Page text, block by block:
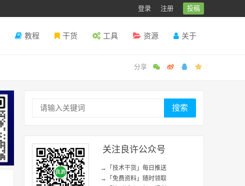
登录 注册 投稿
教程 干货 工具 资源 关于
搜索
关注良许公众号
→「技术干货」每日推送
→「免费资料」随时领取